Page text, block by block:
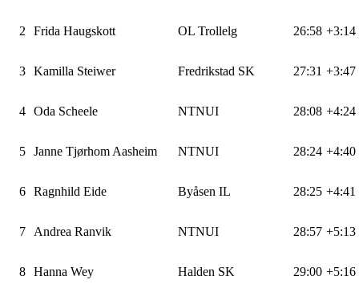
2 Frida Haugskott OL Trollelg 26:58 +3:14
3 Kamilla Steiwer Fredrikstad SK 27:31 +3:47
4 Oda Scheele NTNUI 28:08 +4:24
5 Janne Tjørhom Aasheim NTNUI 28:24 +4:40
6 Ragnhild Eide Byåsen IL 28:25 +4:41
7 Andrea Ranvik NTNUI 28:57 +5:13
8 Hanna Wey Halden SK 29:00 +5:16